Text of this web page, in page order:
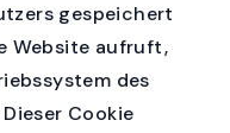
gespeichert
Website aufruft,
des
Cookie